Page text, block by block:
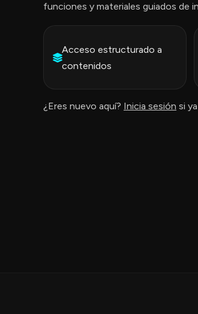
funciones y materiales guiados de
Acceso estructurado a
contenidos
¿Eres nuevo aquí? Inicia sesión si